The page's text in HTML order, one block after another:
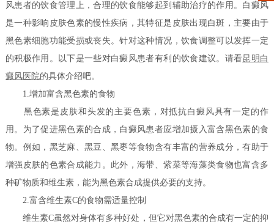
风患者的饮食管理上，合理的饮食能够起到辅助治疗的作用。白癜风
是一种影响皮肤色素的慢性疾病，其特征是皮肤出现白斑，主要由于
黑色素细胞功能受损或丧失。针对这种情况，饮食调整可以发挥一定
的积极作用。以下是一些对白癜风患者有利的饮食建议。请看昆明白
癜风医院的具体介绍吧。
1.增加富含黑色素的食物
黑色素是皮肤和头发的主要色素，对抵抗白癜风具有一定的作
用。为了促进黑色素的合成，白癜风患者应增加摄入富含黑色素的食
物。例如，黑芝麻、黑豆、黑枣等食物含有丰富的营养成分，有助于
增强皮肤的色素合成能力。此外，海带、紫菜等海藻类食物也富含多
种矿物质和维生素，能为黑色素合成提供必要的支持。
2.富含维生素C的食物需适量控制
维生素C虽然对身体有多种好处，但它对黑色素的合成有一定的抑